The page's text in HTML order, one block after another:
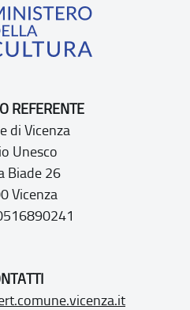
REFERENTE
di Vicenza
Unesco
Biade 26
Vicenza